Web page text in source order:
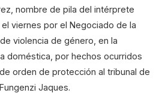
nombre de pila del intérprete
viernes por el Negociado de la
violencia de género, en la
doméstica, por hechos ocurridos
orden de protección al tribunal de
Jaques.